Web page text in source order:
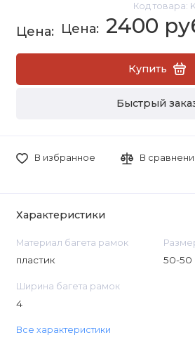
Код товара:
2400
Купить
Быстрый
В избранное В
Характеристики
Материал багета рамок
пластик 50-50
Ширина багета рамок
4
Все характеристики